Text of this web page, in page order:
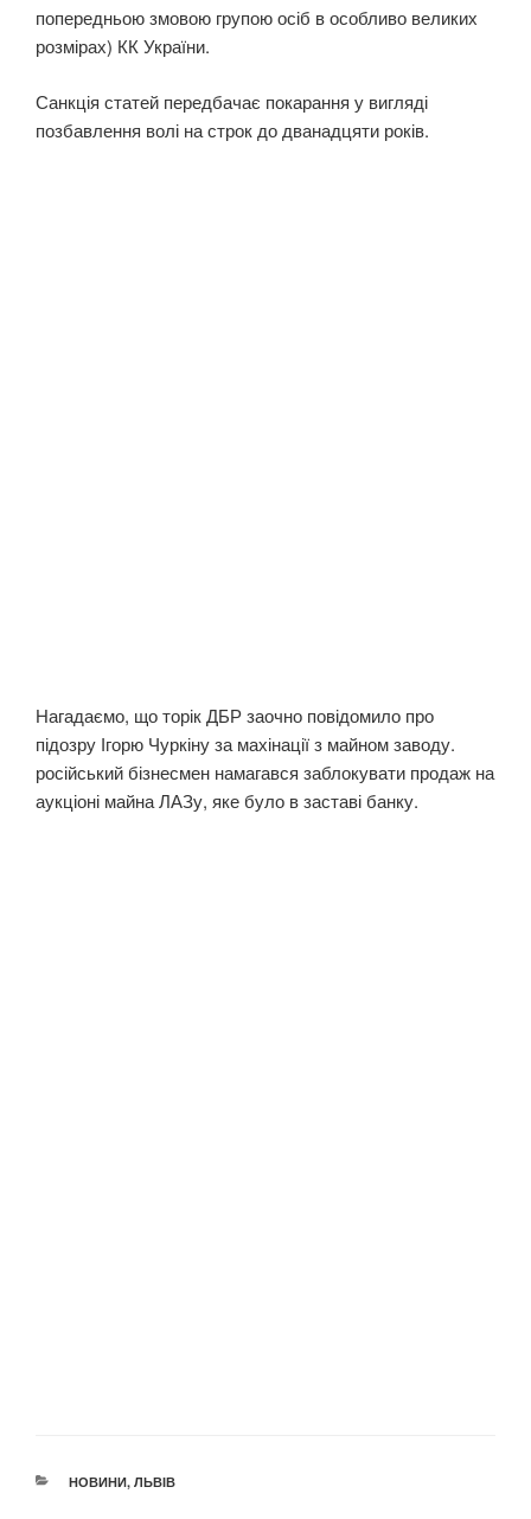
попередньою змовою групою осіб в особливо великих
розмірах) КК України.
Санкція статей передбачає покарання у вигляді
позбавлення волі на строк до дванадцяти років.
Нагадаємо, що торік ДБР заочно повідомило про
підозру Ігорю Чуркіну за махінації з майном заводу.
російський бізнесмен намагався заблокувати продаж на
аукціоні майна ЛАЗу, яке було в заставі банку.
КАТЕГОРІЇ
НОВИНИ, ЛЬВІВ